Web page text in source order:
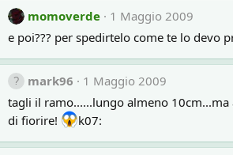
momoverde
1 Maggio 2009
e poi??? per spedirtelo come te lo devo
mark96
1 Maggio 2009
tagli il ramo......lungo almeno 10cm...ma
di fiorire!
k07: